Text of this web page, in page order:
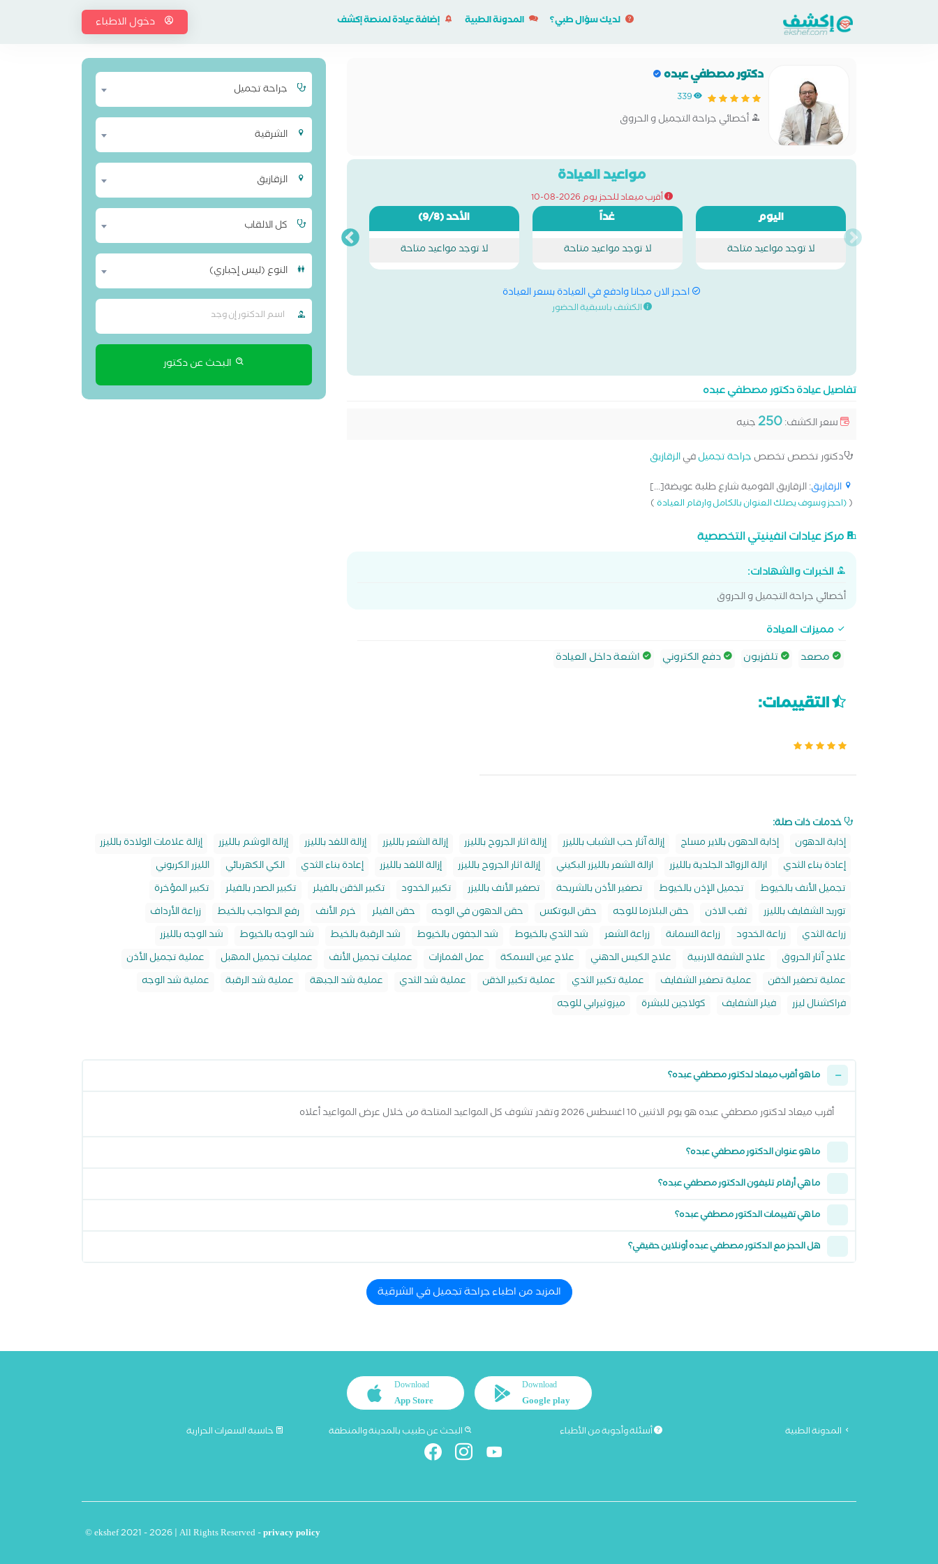
لديك سؤال طبي؟ المدونة الطبية إضافة عيادة لمنصة إكشف دخول الاطباء
دكتور مصطفي عبده
339
أخصائي جراحة التجميل و الحروق
مواعيد العيادة
أقرب ميعاد للحجز يوم 2026-08-10
اليوم
لا توجد مواعيد متاحة
غداً
لا توجد مواعيد متاحة
الأحد(9/8)
لا توجد مواعيد متاحة
احجز الان مجانا وادفع في العيادة بسعر العيادة
الكشف باسبقية الحضور
تفاصيل عيادة دكتور مصطفي عبده
سعر الكشف:250جنيه
دكتور تخصص تخصص جراحة تجميلفيالزقازيق
الزقازيق: الزقازيق القومية شارع طلبة عويضة[...]
((احجز وسوف يصلك العنوان بالكامل وارقام العيادة)
مركز عيادات انفينيتي التخصصية
الخبرات والشهادات:
أخصائي جراحة التجميل و الحروق
مميزات العيادة
مصعد
تلفزيون دفع الكتروني اشعة داخل العيادة
جراحة تجميل
الشرقية
الزقازيق
كل الالقاب
النوع (ليس إجباري)
البحث عن دكتور
التقييمات:
خدمات ذات صلة:
إذابة الدهون
إذابة الدهون بالاير مساج إزالة آثار حب الشباب بالليزر إزالة اثار الجروح بالليزر إزالة الشعر بالليزر إزالة اللغد بالليزر إزالة الوشم بالليزر
إزالة علامات الولادة بالليزر
إعادة بناء الثدي
ازالة الزوائد الجلدية بالليزر ازالة الشعر بالليزر البكيني إزالة اثار الجروح بالليزر إزالة اللغد بالليزر إعادة بناء الثدي الكي الكهربائي
الليزر الكربوني
تجميل الأنف بالخيوط
تجميل الإذن بالخيوط تصغير الأذن بالشريحة تصغير الأنف بالليزر تكبير الخدود تكبير الذقن بالفيلر تكبير الصدر بالفيلر
تكبير المؤخرة
توريد الشفايف بالليزر
ثقب الاذن حقن البلازما للوجه حقن البوتکس حقن الدهون في الوجه حقن الفيلر خرم الأنف رفع الحواجب بالخيط
زراعة الأرداف
زراعة الثدي
زراعة الخدود زراعة السمانة زراعة الشعر شد الثدي بالخيوط شد الجفون بالخيوط شد الرقبة بالخيط شد الوجه بالخيوط
شد الوجه بالليزر
علاج آثار الحروق
علاج الشفة الارنبية علاج الكيس الدهني علاج عين السمكة عمل الغمازات عمليات تجميل الأنف عمليات تجميل المهبل
عملية تجميل الأذن
عملية تصغير الذقن
عملية تصغير الشفايف عملية تكبير الثدي عملية تكبير الذقن عملية شد الثدي عملية شد الجبهة عملية شد الرقبة
عملية شد الوجه
فراكشنال ليزر
فيلر الشفايف كولاجين للبشرة ميزوثيرابي للوجه
ما هو أقرب ميعاد لدكتور مصطفي عبده؟
أقرب ميعاد لدكتور مصطفي عبده هو يوم الاثنين 10 اغسطس 2026 وتقدر تشوف كل المواعيد المتاحة من خلال عرض المواعيد أعلاه
ما هو عنوان الدكتور مصطفي عبده؟
ما هي أرقام تليفون الدكتور مصطفي عبده؟
ما هي تقييمات الدكتور مصطفي عبده؟
هل الحجز مع الدكتور مصطفي عبده أونلاين حقيقي؟
المزيد من اطباء جراحة تجميل في الشرقية
Download
Google play
Download
App Store
المدونة الطبية أسئلة وأجوبة من الأطباء البحث عن طبيب بالمدينة والمنطقة حاسبة السعرات الحرارية
© ekshef 2021 - 2026 | All Rights Reserved -privacy policy